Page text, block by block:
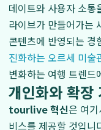
데이트와 사용자 소
라이브가 만들어가는
콘텐츠에 반영되는
진화하는 오르세 미술
변화하는 여행 트렌드
개인화와 확장
tourlive 혁신은 여
비스를 제공할 것입니